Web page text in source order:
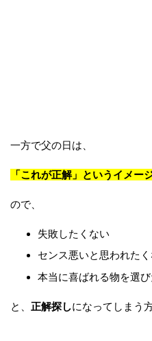
一方で父の日は、
「これが正解」というイメー
ので、
失敗したくない
センス悪いと思われた
本当に喜ばれる物を選
と、 正解探しになってしまう